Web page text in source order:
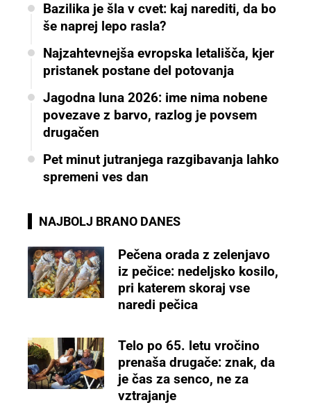
Bazilika je šla v cvet: kaj narediti, da bo
še naprej lepo rasla?
Najzahtevnejša evropska letališča, kjer
pristanek postane del potovanja
Jagodna luna 2026: ime nima nobene
povezave z barvo, razlog je povsem
drugačen
Pet minut jutranjega razgibavanja lahko
spremeni ves dan
NAJBOLJ BRANO DANES
Pečena orada z zelenjavo
iz pečice: nedeljsko kosilo,
pri katerem skoraj vse
naredi pečica
Telo po 65. letu vročino
prenaša drugače: znak, da
je čas za senco, ne za
vztrajanje